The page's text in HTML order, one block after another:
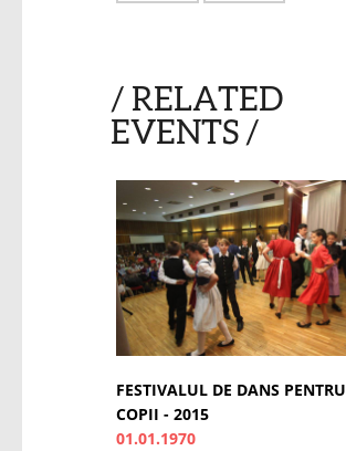
/ RELATED
EVENTS /
FESTIVALUL DE DANS PENTRU
COPII - 2015
01.01.1970